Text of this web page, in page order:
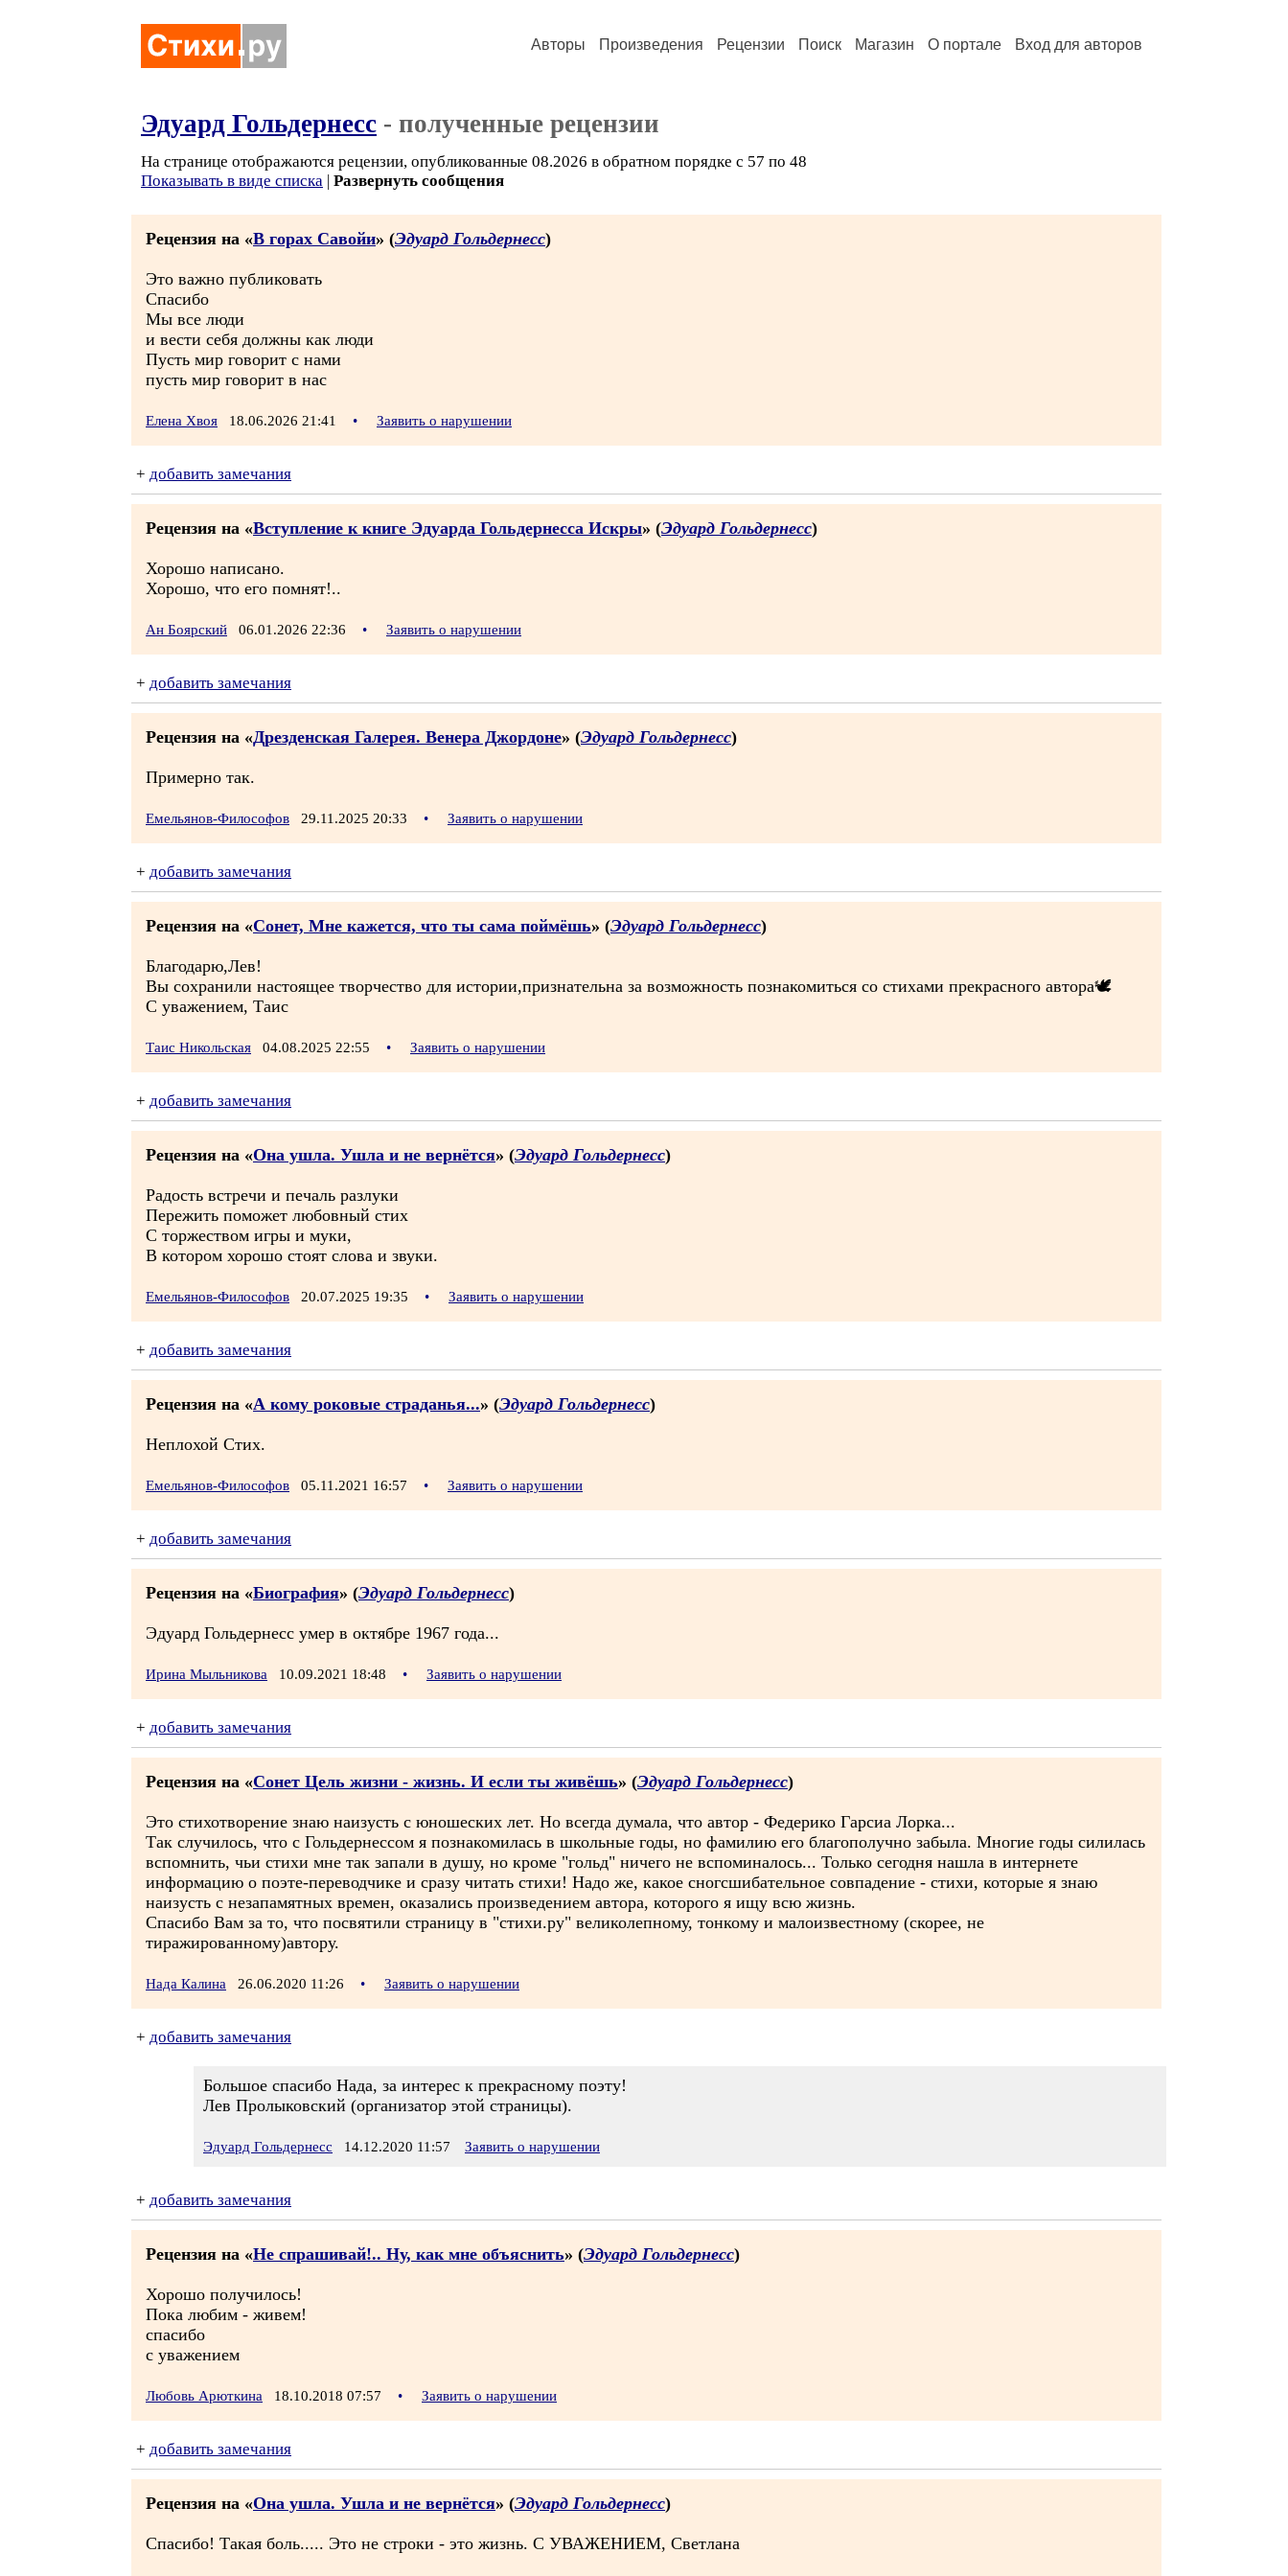
Авторы Произведения Рецензии Поиск Магазин О портале Вход для авторов
Эдуард Гольдернесс - полученные рецензии
На странице отображаются рецензии, опубликованные 08.2026 в обратном порядке с 57 по 48
Показывать в виде списка | Развернуть сообщения
Рецензия на «В горах Савойи» (Эдуард Гольдернесс)
Это важно публиковать
Спасибо
Мы все люди
и вести себя должны как люди
Пусть мир говорит с нами
пусть мир говорит в нас
Елена Хвоя 18.06.2026 21:41 • Заявить о нарушении
+ добавить замечания
Рецензия на «Вступление к книге Эдуарда Гольдернесса Искры» (Эдуард Гольдернесс)
Хорошо написано.
Хорошо, что его помнят!..
Ан Боярский 06.01.2026 22:36 • Заявить о нарушении
+ добавить замечания
Рецензия на «Дрезденская Галерея. Венера Джордоне» (Эдуард Гольдернесс)
Примерно так.
Емельянов-Философов 29.11.2025 20:33 • Заявить о нарушении
+ добавить замечания
Рецензия на «Сонет, Мне кажется, что ты сама поймёшь» (Эдуард Гольдернесс)
Благодарю,Лев!
Вы сохранили настоящее творчество для истории,признательна за возможность познакомиться со стихами прекрасного автора🕊️
С уважением, Таис
Таис Никольская 04.08.2025 22:55 • Заявить о нарушении
+ добавить замечания
Рецензия на «Она ушла. Ушла и не вернётся» (Эдуард Гольдернесс)
Радость встречи и печаль разлуки
Пережить поможет любовный стих
С торжеством игры и муки,
В котором хорошо стоят слова и звуки.
Емельянов-Философов 20.07.2025 19:35 • Заявить о нарушении
+ добавить замечания
Рецензия на «А кому роковые страданья...» (Эдуард Гольдернесс)
Неплохой Стих.
Емельянов-Философов 05.11.2021 16:57 • Заявить о нарушении
+ добавить замечания
Рецензия на «Биография» (Эдуард Гольдернесс)
Эдуард Гольдернесс умер в октябре 1967 года...
Ирина Мыльникова 10.09.2021 18:48 • Заявить о нарушении
+ добавить замечания
Рецензия на «Сонет Цель жизни - жизнь. И если ты живёшь» (Эдуард Гольдернесс)
Это стихотворение знаю наизусть с юношеских лет. Но всегда думала, что автор - Федерико Гарсиа Лорка...
Так случилось, что с Гольдернессом я познакомилась в школьные годы, но фамилию его благополучно забыла. Многие годы силилась
вспомнить, чьи стихи мне так запали в душу, но кроме "гольд" ничего не вспоминалось... Только сегодня нашла в интернете
информацию о поэте-переводчике и сразу читать стихи! Надо же, какое сногсшибательное совпадение - стихи, которые я знаю
наизусть с незапамятных времен, оказались произведением автора, которого я ищу всю жизнь.
Спасибо Вам за то, что посвятили страницу в "стихи.ру" великолепному, тонкому и малоизвестному (скорее, не
тиражированному)автору.
Нада Калина 26.06.2020 11:26 • Заявить о нарушении
+ добавить замечания
Большое спасибо Нада, за интерес к прекрасному поэту!
Лев Пролыковский (организатор этой страницы).
Эдуард Гольдернесс 14.12.2020 11:57 Заявить о нарушении
+ добавить замечания
Рецензия на «Не спрашивай!.. Ну, как мне объяснить» (Эдуард Гольдернесс)
Хорошо получилось!
Пока любим - живем!
спасибо
с уважением
Любовь Арюткина 18.10.2018 07:57 • Заявить о нарушении
+ добавить замечания
Рецензия на «Она ушла. Ушла и не вернётся» (Эдуард Гольдернесс)
Спасибо! Такая боль..... Это не строки - это жизнь. С УВАЖЕНИЕМ, Светлана